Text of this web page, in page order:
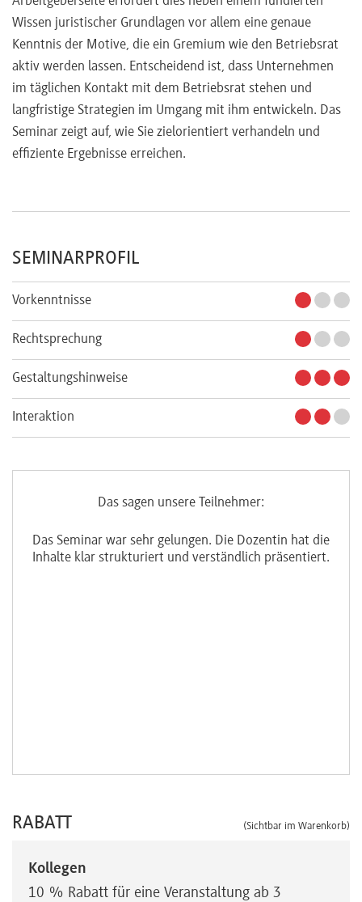
Wissen juristischer Grundlagen vor allem eine genaue
Kenntnis der Motive, die ein Gremium wie den Betriebsrat
aktiv werden lassen. Entscheidend ist, dass Unternehmen
im täglichen Kontakt mit dem Betriebsrat stehen und
langfristige Strategien im Umgang mit ihm entwickeln. Das
Seminar zeigt auf, wie Sie zielorientiert verhandeln und
effiziente Ergebnisse erreichen.
SEMINARPROFIL
Vorkenntnisse
Rechtsprechung
Gestaltungshinweise
Interaktion
Das sagen unsere Teilnehmer:
Das Seminar war sehr gelungen. Die Dozentin hat die
Inhalte klar strukturiert und verständlich präsentiert.
RABATT (Sichtbar im Warenkorb)
Kollegen
10 % Rabatt für eine Veranstaltung ab 3